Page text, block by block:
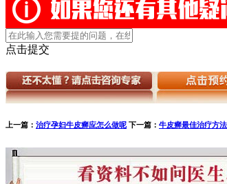
点击提交
上一篇： 治疗孕妇牛皮癣应怎么做呢 下一篇： 牛皮癣最佳治疗方法